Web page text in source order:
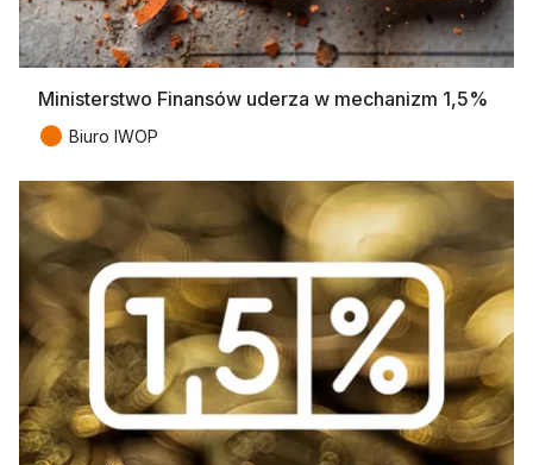
Ministerstwo Finansów uderza w mechanizm 1,5%
● Biuro IWOP